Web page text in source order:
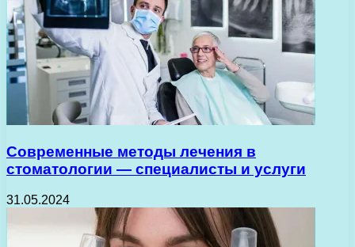
Современные методы лечения в
стоматологии — специалисты и услуги
31.05.2024